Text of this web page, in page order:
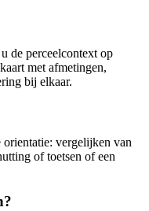
de perceelcontext op
met afmetingen,
bij elkaar.
vergelijken van
of toetsen of een